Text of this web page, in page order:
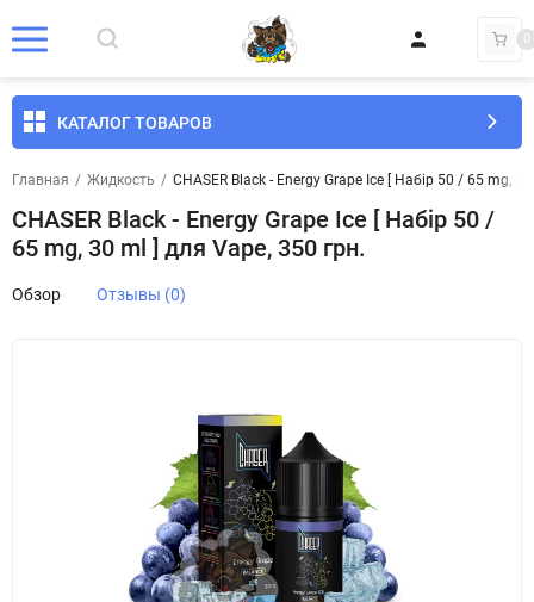
0
КАТАЛОГ ТОВАРОВ
Главная / Жидкость / CHASER Black - Energy Grape Ice [ Набір 50 / 65 mg,
CHASER Black - Energy Grape Ice [ Набір 50 /
65 mg, 30 ml ] для Vape, 350 грн.
Обзор Отзывы (0)